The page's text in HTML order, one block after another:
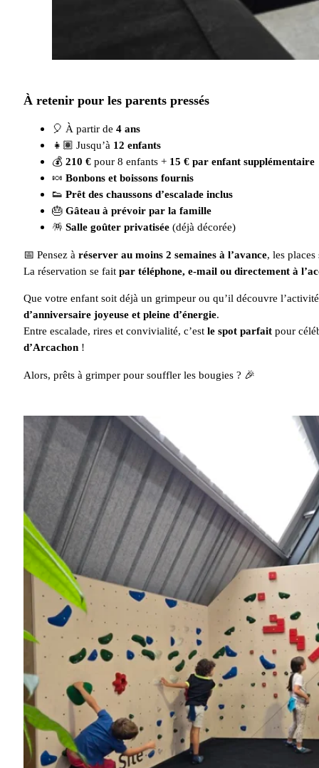
À retenir pour les parents pressés
🎈 À partir de 4 ans
👧🏽 Jusqu’à 12 enfants
💰 210 €pour 8 enfants + 15 € par enfant supplémentaire
🍬 Bonbons et boissons fournis
👟 Prêt des chaussons d’escalade inclus
🎂 Gâteau à prévoir par la famille
🪅 Salle goûter privatisée(déjà décorée)
📅 Pensez à réserver au moins 2 semaines à l’avance, les
La réservation se fait par téléphone, e-mail ou directement à
Que votre enfant soit déjà un grimpeur ou qu’il découvre
d’anniversaire joyeuse et pleine d’énergie.
Entre escalade, rires et convivialité, c’est le spot parfaitpour
d’Arcachon!
Alors, prêts à grimper pour souffler les bougies ? 🎉